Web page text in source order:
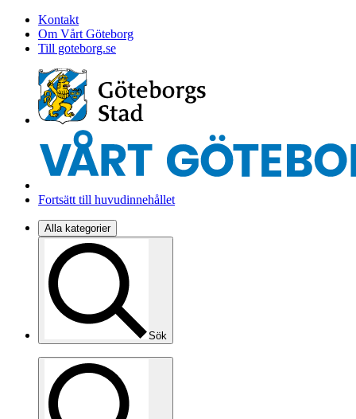
Kontakt
Om Vårt Göteborg
Till goteborg.se
Fortsätt till huvudinnehållet
Alla kategorier
Sök